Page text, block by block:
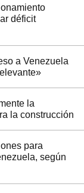
déficit
a Venezuela
la
la construcción
para
según